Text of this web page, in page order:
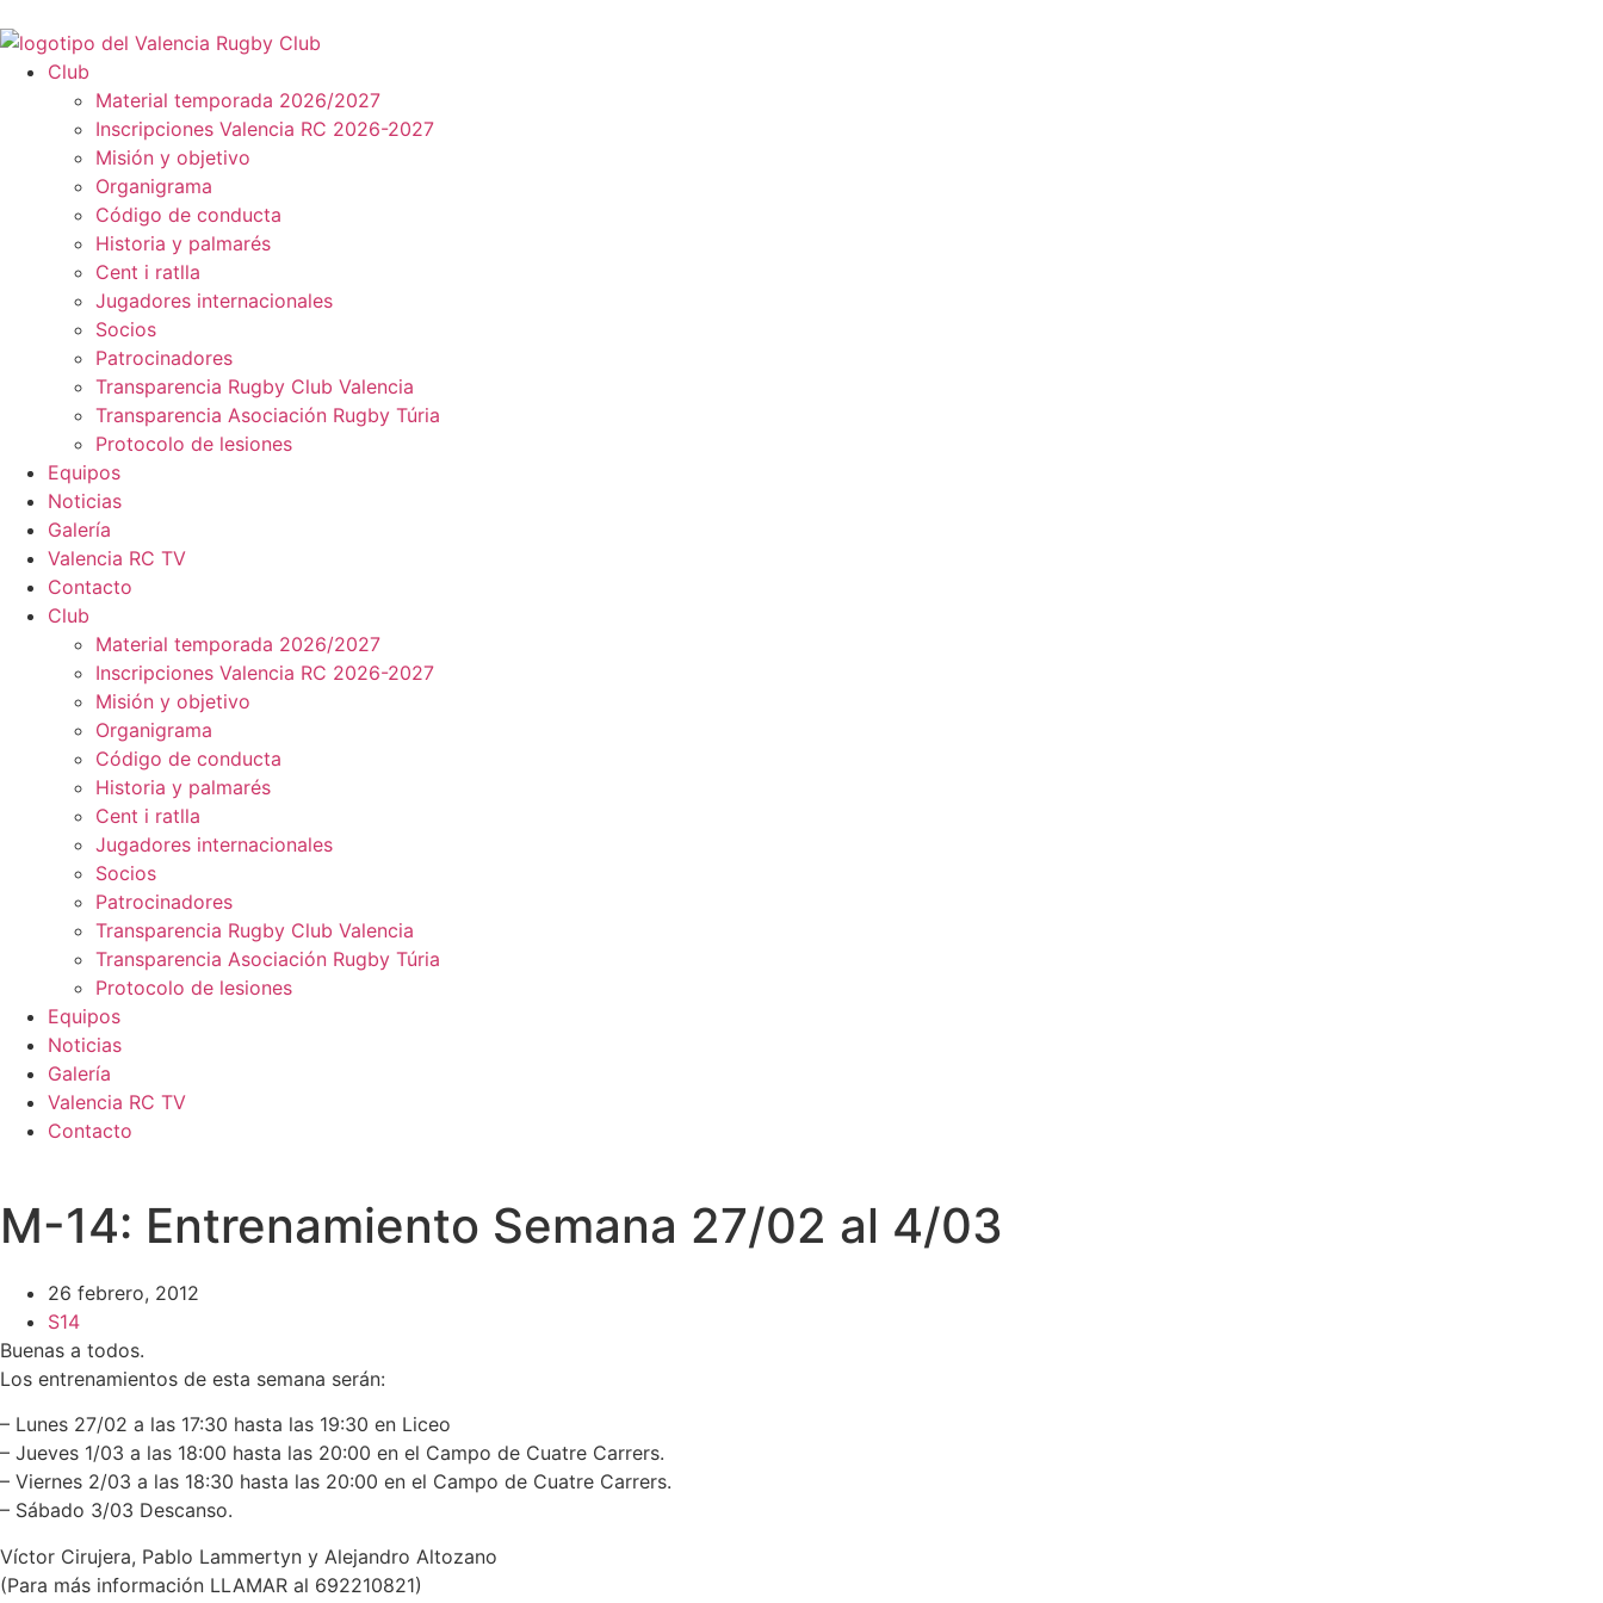
Club
Material temporada 2026/2027
Inscripciones Valencia RC 2026-2027
Misión y objetivo
Organigrama
Código de conducta
Historia y palmarés
Cent i ratlla
Jugadores internacionales
Socios
Patrocinadores
Transparencia Rugby Club Valencia
Transparencia Asociación Rugby Túria
Protocolo de lesiones
Equipos
Noticias
Galería
Valencia RC TV
Contacto
Club
Material temporada 2026/2027
Inscripciones Valencia RC 2026-2027
Misión y objetivo
Organigrama
Código de conducta
Historia y palmarés
Cent i ratlla
Jugadores internacionales
Socios
Patrocinadores
Transparencia Rugby Club Valencia
Transparencia Asociación Rugby Túria
Protocolo de lesiones
Equipos
Noticias
Galería
Valencia RC TV
Contacto
M-14: Entrenamiento Semana 27/02 al 4/03
26 febrero, 2012
S14
Buenas a todos.
Los entrenamientos de esta semana serán:
– Lunes 27/02 a las 17:30 hasta las 19:30 en Liceo
– Jueves 1/03 a las 18:00 hasta las 20:00 en el Campo de Cuatre Carrers.
– Viernes 2/03 a las 18:30 hasta las 20:00 en el Campo de Cuatre Carrers.
– Sábado 3/03 Descanso.
Víctor Cirujera, Pablo Lammertyn y Alejandro Altozano
(Para más información LLAMAR al 692210821)